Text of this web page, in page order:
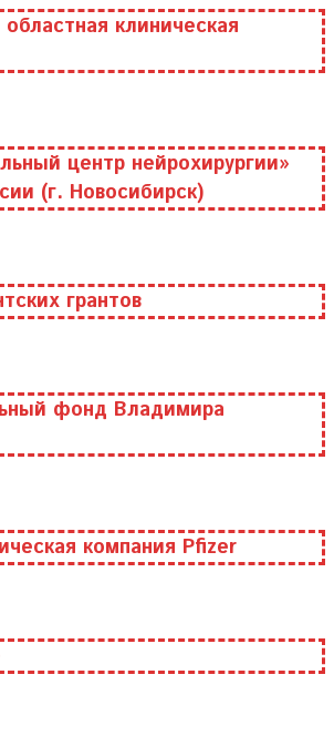
клиническая
центр нейрохирургии»
(г. Новосибирск)
грантов
фонд Владимира
компания Pfizer